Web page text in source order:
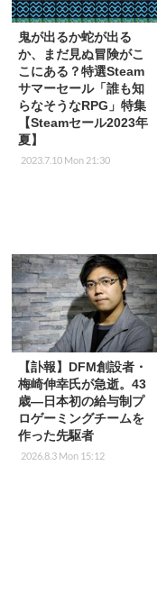
鬼が出るか蛇が出る
か、まだ見ぬ冒険がこ
こにある？特選Steam
サマーセール「誰も知
らなそうなRPG」特集
【Steamセール2023年
夏】
2023.7.10 Mon 21:30
【訃報】DFM創設者・
梅崎伸幸氏が急逝。43
歳―日本初の給与制プ
ロゲーミングチームを
作った先駆者
2026.8.3 Mon 15:12